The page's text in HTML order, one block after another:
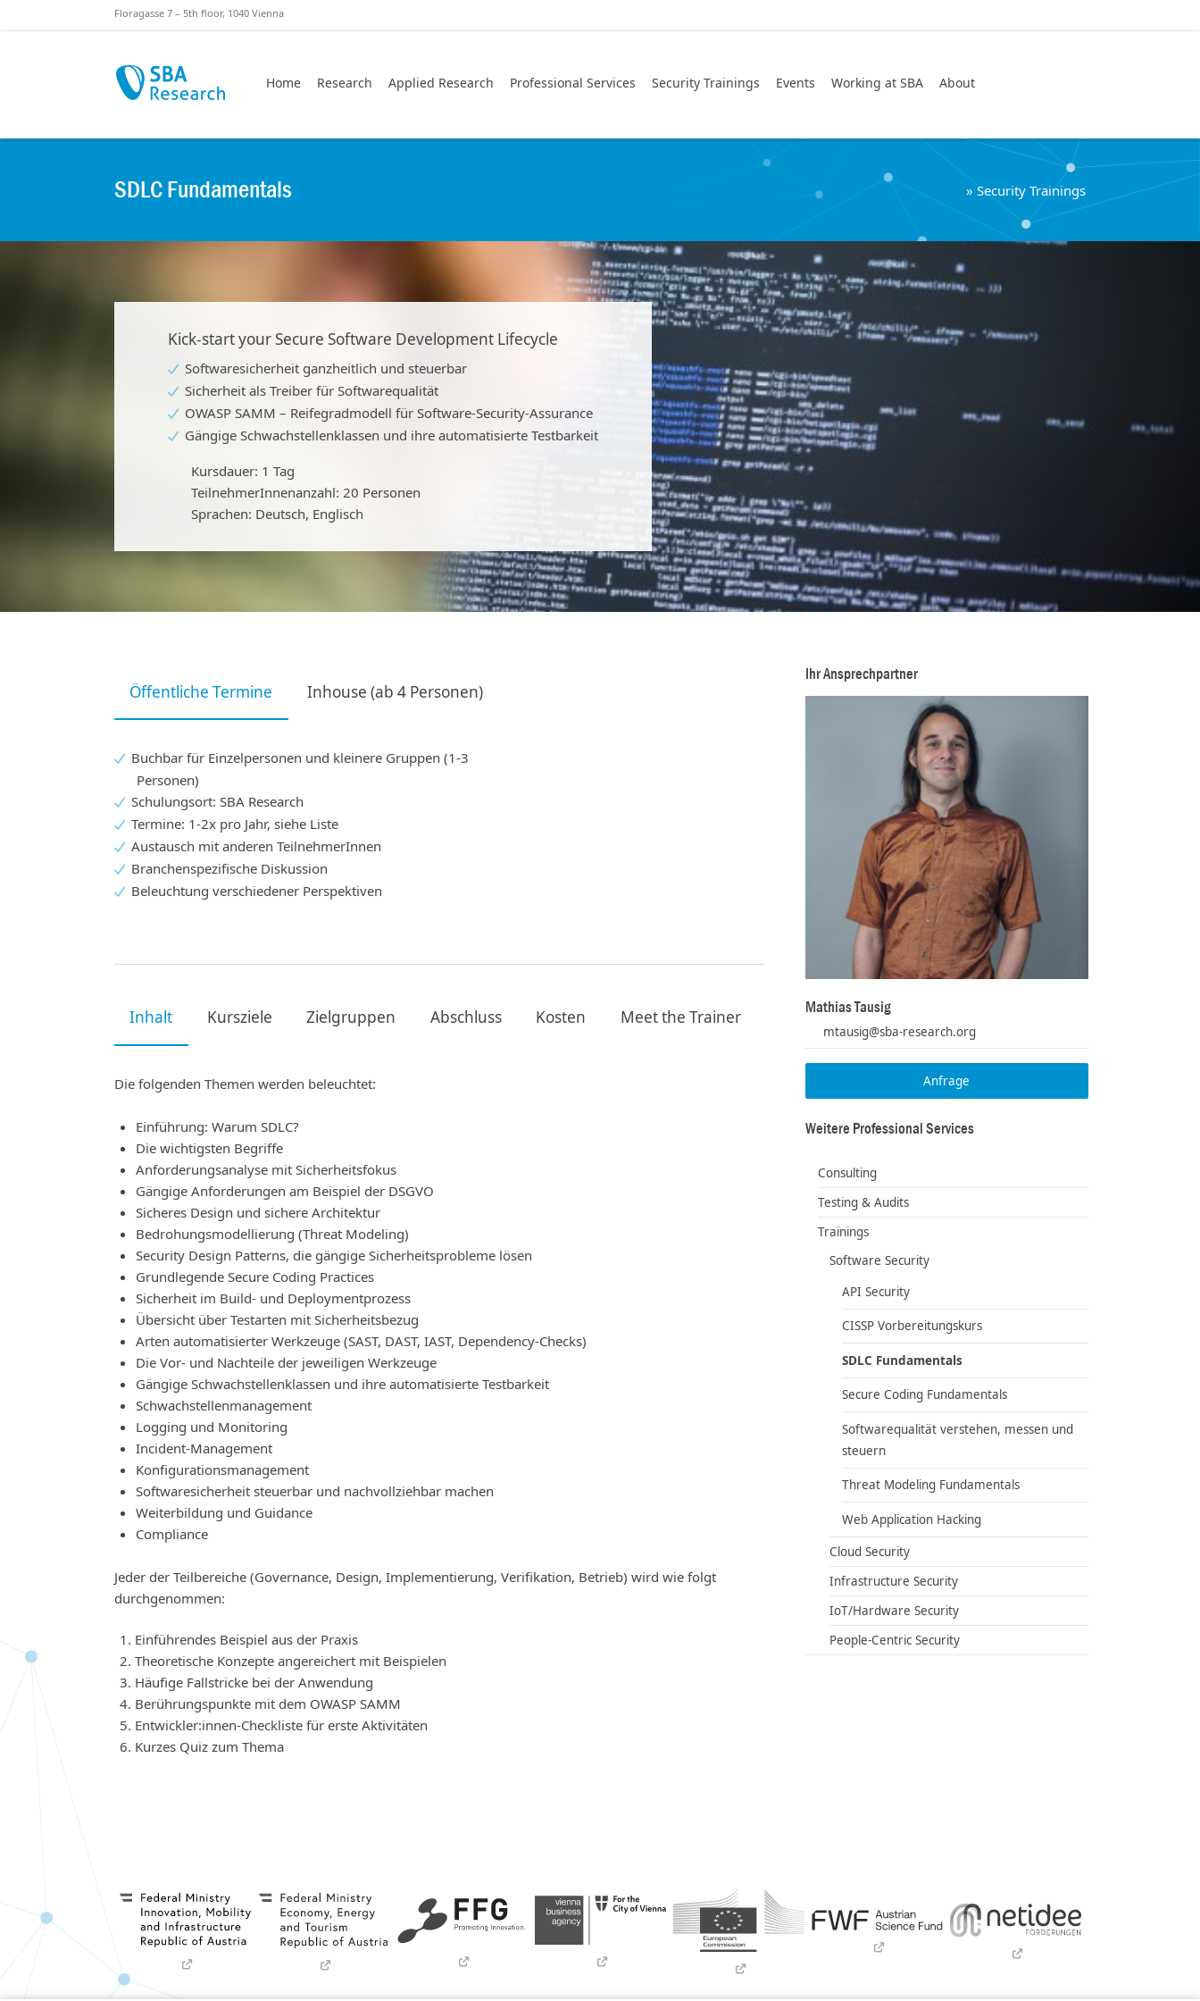
Floragasse 7 – 5th floor, 1040 Vienna
Home Research Applied Research Professional Services Security Trainings Events Working at SBA About
SDLC Fundamentals » Security Trainings
Kick-start your Secure Software Development Lifecycle
Softwaresicherheit ganzheitlich und steuerbar
Sicherheit als Treiber für Softwarequalität
OWASP SAMM – Reifegradmodell für Software-Security-Assurance
Gängige Schwachstellenklassen und ihre automatisierte Testbarkeit
Kursdauer: 1 Tag
TeilnehmerInnenanzahl: 20 Personen
Sprachen: Deutsch, Englisch
Öffentliche Termine Inhouse (ab 4 Personen)
Buchbar für Einzelpersonen und kleinere Gruppen (1-3
Personen)
Schulungsort: SBA Research
Termine: 1-2x pro Jahr, siehe Liste
Austausch mit anderen TeilnehmerInnen
Branchenspezifische Diskussion
Beleuchtung verschiedener Perspektiven
Inhalt Kursziele Zielgruppen Abschluss Kosten Meet the Trainer
Die folgenden Themen werden beleuchtet:
Einführung: Warum SDLC?
Die wichtigsten Begriffe
Anforderungsanalyse mit Sicherheitsfokus
Gängige Anforderungen am Beispiel der DSGVO
Sicheres Design und sichere Architektur
Bedrohungsmodellierung (Threat Modeling)
Security Design Patterns, die gängige Sicherheitsprobleme lösen
Grundlegende Secure Coding Practices
Sicherheit im Build- und Deploymentprozess
Übersicht über Testarten mit Sicherheitsbezug
Arten automatisierter Werkzeuge (SAST, DAST, IAST, Dependency-Checks)
Die Vor- und Nachteile der jeweiligen Werkzeuge
Gängige Schwachstellenklassen und ihre automatisierte Testbarkeit
Schwachstellenmanagement
Logging und Monitoring
Incident-Management
Konfigurationsmanagement
Softwaresicherheit steuerbar und nachvollziehbar machen
Weiterbildung und Guidance
Compliance
Jeder der Teilbereiche (Governance, Design, Implementierung, Verifikation, Betrieb) wird wie folgt
durchgenommen:
Einführendes Beispiel aus der Praxis
Theoretische Konzepte angereichert mit Beispielen
Häufige Fallstricke bei der Anwendung
Berührungspunkte mit dem OWASP SAMM
Entwickler:innen-Checkliste für erste Aktivitäten
Kurzes Quiz zum Thema
Ihr Ansprechpartner
Mathias Tausig
mtausig@sba-research.org
Anfrage
Weitere Professional Services
Consulting
Testing & Audits
Trainings
Software Security
API Security
CISSP Vorbereitungskurs
SDLC Fundamentals
Secure Coding Fundamentals
Softwarequalität verstehen, messen und
steuern
Threat Modeling Fundamentals
Web Application Hacking
Cloud Security
Infrastructure Security
IoT/Hardware Security
People-Centric Security